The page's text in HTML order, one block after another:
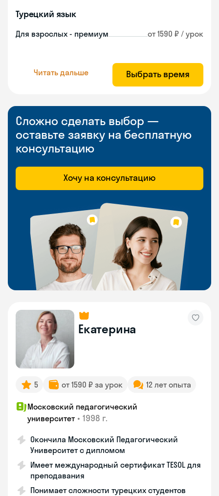
Турецкий язык
Для взрослых - премиум от 1590 ₽ / урок
Читать дальше Выбрать время
Сложно сделать выбор —
оставьте заявку на бесплатную
консультацию
Хочу на консультацию
Екатерина
5 от 1590 ₽ за урок 12 лет опыта
Московский педагогический
университет • 1998 г.
Окончила Московский Педагогический
Университет с дипломом
Имеет международный сертификат TESOL для
преподавания
Понимает сложности турецких студентов